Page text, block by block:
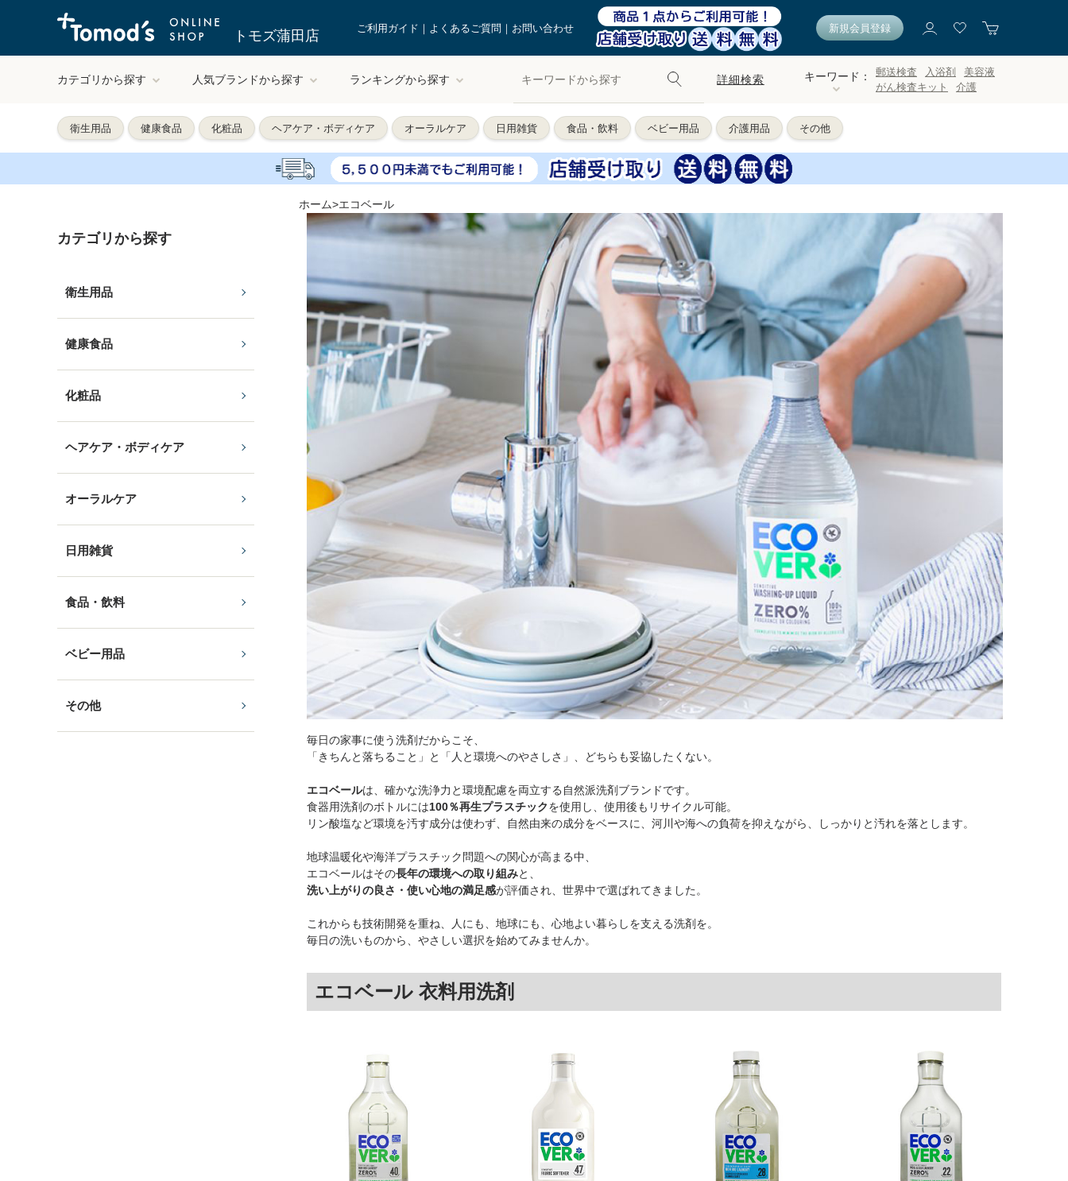
トモズ蒲田店 ご利用ガイド よくあるご質問 お問い合わせ 新規会員登録
カテゴリから探す 人気ブランドから探す ランキングから探す 詳細検索 キーワード： 郵送検査 入浴剤
美容液
がん検査キット
介護
衛生用品 健康食品 化粧品 ヘアケア・ボディケア オーラルケア 日用雑貨 食品・飲料 ベビー用品 介護用品 その他
カテゴリから探す
衛生用品
健康食品
化粧品
ヘアケア・ボディケア
オーラルケア
日用雑貨
食品・飲料
ベビー用品
その他
ホーム>エコベール
毎日の家事に使う洗剤だからこそ、
「きちんと落ちること」と「人と環境へのやさしさ」、どちらも妥協したくない。
エコベールは、確かな洗浄力と環境配慮を両立する自然派洗剤ブランドです。
食器用洗剤のボトルには100％再生プラスチックを使用し、使用後もリサイクル可能。
リン酸塩など環境を汚す成分は使わず、自然由来の成分をベースに、河川や海への負荷を抑えながら、しっかりと汚れを落とします。
地球温暖化や海洋プラスチック問題への関心が高まる中、
エコベールはその長年の環境への取り組みと、
洗い上がりの良さ・使い心地の満足感が評価され、世界中で選ばれてきました。
これからも技術開発を重ね、人にも、地球にも、心地よい暮らしを支える洗剤を。
毎日の洗いものから、やさしい選択を始めてみませんか。
エコベール 衣料用洗剤